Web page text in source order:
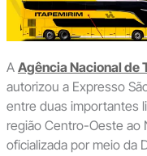
A Agência Nacional de
autorizou a Expresso
entre duas importantes
região Centro-Oeste ao
oficializada por meio da